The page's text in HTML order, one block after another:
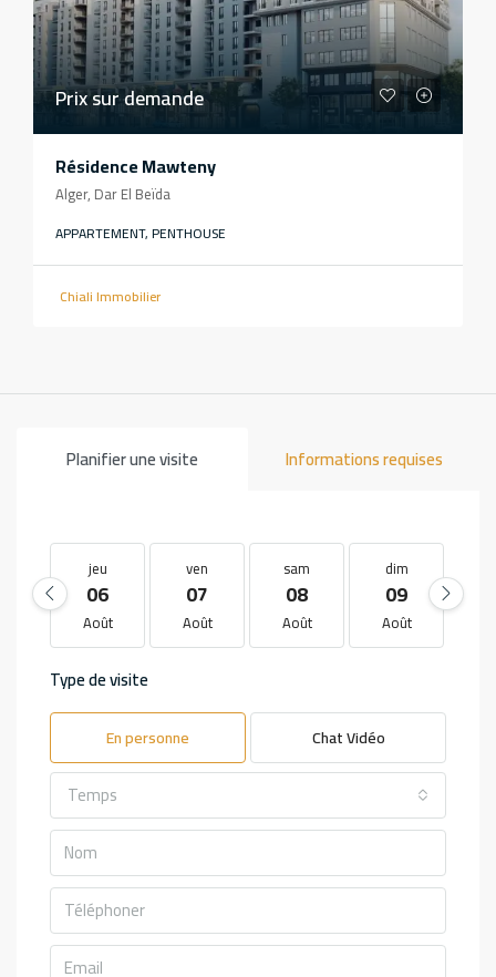
Prix sur demande
Résidence Mawteny
Alger, Dar El Beïda
APPARTEMENT, PENTHOUSE
Chiali Immobilier
Planifier une visite Informations requises
jeu
06
Août
ven
07
Août
sam
08
Août
dim
09
Août
Type de visite
En personne Chat Vidéo
Temps